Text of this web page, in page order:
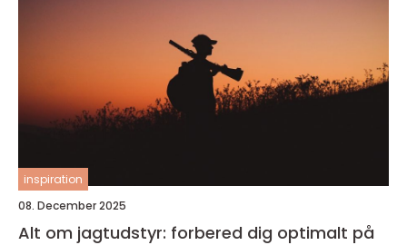
inspiration
08. December 2025
Alt om jagtudstyr: forbered dig optimalt på